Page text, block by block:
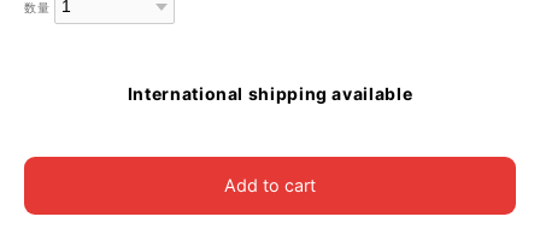
数量
International shipping available
Add to cart